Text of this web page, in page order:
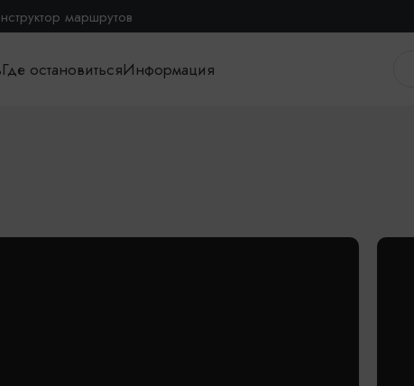
маршрутов
Где остановитьсяИнформация